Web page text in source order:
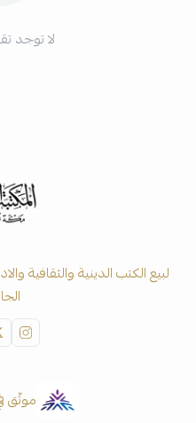
لا توجد
لبيع الكتب الدينية والثقافية
موثّق